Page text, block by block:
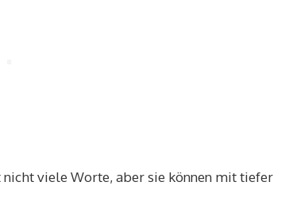
viele Worte, aber sie können mit tiefer